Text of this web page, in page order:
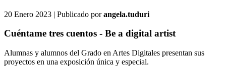
20 Enero 2023 | Publicado porangela.tuduri
Cuéntame tres cuentos - Be a digital artist
Alumnas y alumnos del Grado en Artes Digitales presentan sus
proyectos en una exposición única y especial.